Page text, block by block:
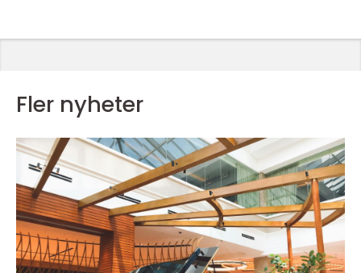
Fler nyheter